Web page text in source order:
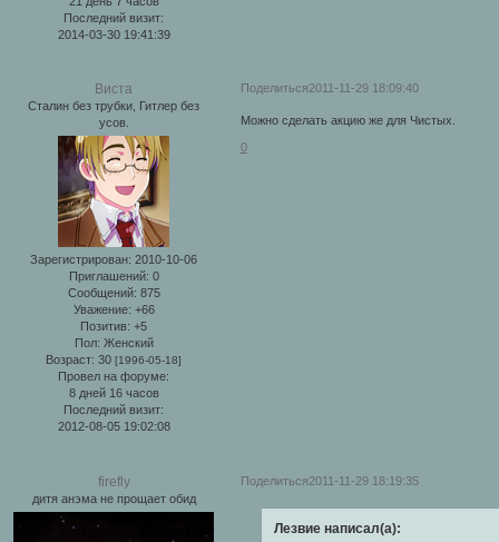
Последний визит:
2014-03-30 19:41:39
Поделиться2011-11-29 18:09:40
Виста
Сталин без трубки, Гитлер без
усов.
Зарегистрирован: 2010-10-06
Приглашений: 0
Сообщений: 875
Уважение: +66
Позитив: +5
Пол: Женский
Возраст: 30[1996-05-18]
Провел на форуме:
8 дней 16 часов
Последний визит:
2012-08-05 19:02:08
Можно сделать акцию же для Чистых.
0
Поделиться2011-11-29 18:19:35
firefly
дитя анэма не прощает обид
Лезвие написал(а):